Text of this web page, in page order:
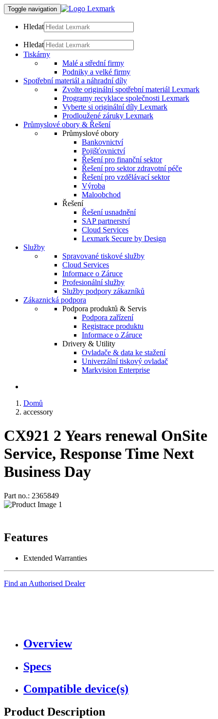
Toggle navigation
Hledat
Hledat
Tiskárny
Malé a střední firmy
Podniky a velké firmy
Spotřební materiál a náhradní díly
Zvolte originální spotřební materiál Lexmark
Programy recyklace společnosti Lexmark
Vyberte si originální díly Lexmark
Prodloužené záruky Lexmark
Průmyslové obory & Řešení
Průmyslové obory
Bankovnictví
Pojišťovnictví
Řešení pro finanční sektor
Řešení pro sektor zdravotní péče
Řešení pro vzdělávací sektor
Výroba
Maloobchod
Řešení
Řešení usnadnění
SAP partnerství
Cloud Services
Lexmark Secure by Design
Služby
Spravované tiskové služby
Cloud Services
Informace o Záruce
Profesionální služby
Služby podpory zákazníků
Zákaznická podpora
Podpora produktů & Servis
Podpora zařízení
Registrace produktu
Informace o Záruce
Drivery & Utility
Ovladače & data ke stažení
Univerzální tiskový ovladač
Markvision Enterprise
Domů
accessory
CX921 2 Years renewal OnSite
Service, Response Time Next
Business Day
Part no.: 2365849
Features
Extended Warranties
Find an Authorised Dealer
Overview
Specs
Compatible device(s)
Product Description